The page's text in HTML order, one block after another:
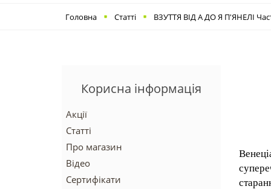
Головна Статті ВЗУТТЯ ВІД А ДО Я П'ЯНЕЛІ
Корисна інформація
Акції
Статті
Про магазин
Відео
Сертифікати